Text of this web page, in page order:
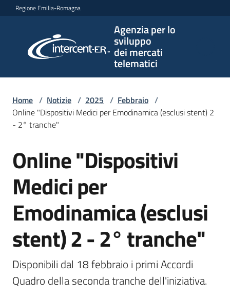
Vai al contenuto
Vai alla navigazione
Vai al footer
Regione Emilia-Romagna
Agenzia per lo
sviluppo
dei mercati
telematici
per lo
sviluppo
telematici
Bandi
strumenti
di
acquisto
Supporto
Home / Notizie / 2025 / Febbraio /
Online "Dispositivi Medici per Emodinamica (esclusi stent) 2
- 2° tranche"
Salta al contenuto
Online "Dispositivi
Medici per
Emodinamica (esclusi
stent) 2 - 2° tranche"
Disponibili dal 18 febbraio i primi Accordi
Quadro della seconda tranche dell'iniziativa.